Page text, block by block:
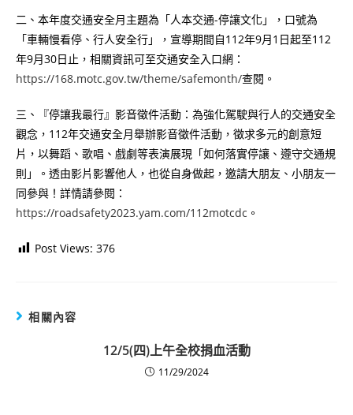
二、本年度交通安全月主題為「人本交通-停讓文化」，口號為
「車輛慢看停、行人安全行」，宣導期間自112年9月1日起至112
年9月30日止，相關資訊可至交通安全入口網：
https://168.motc.gov.tw/theme/safemonth/查閱。
三、『停讓我最行』影音徵件活動：為強化駕駛與行人的交通安全
觀念，112年交通安全月舉辦影音徵件活動，徵求多元的創意短
片，以舞蹈、歌唱、戲劇等表演展現「如何落實停讓、遵守交通規
則」。透由影片影響他人，也從自身做起，邀請大朋友、小朋友一
同參與！詳情請參閱：
https://roadsafety2023.yam.com/112motcdc 。
Post Views: 376
相關內容
12/5(四)上午全校捐血活動
11/29/2024